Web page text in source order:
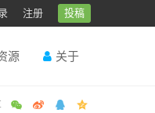
注册 投稿
源 关于